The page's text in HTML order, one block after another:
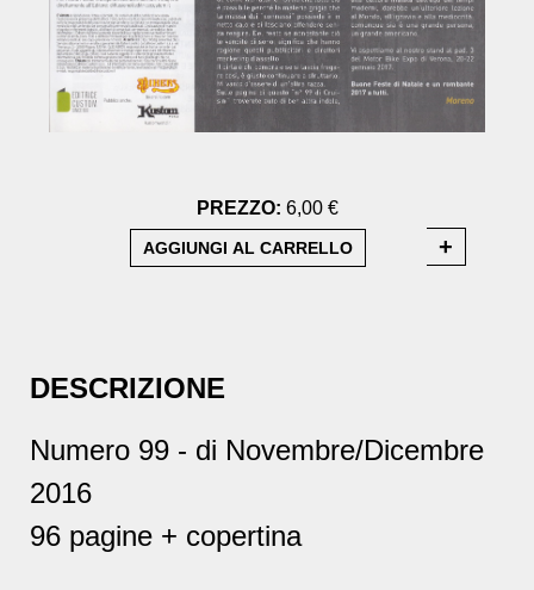
PREZZO: 6,00 €
DESCRIZIONE
Numero 99 - di Novembre/Dicembre
2016
96 pagine + copertina